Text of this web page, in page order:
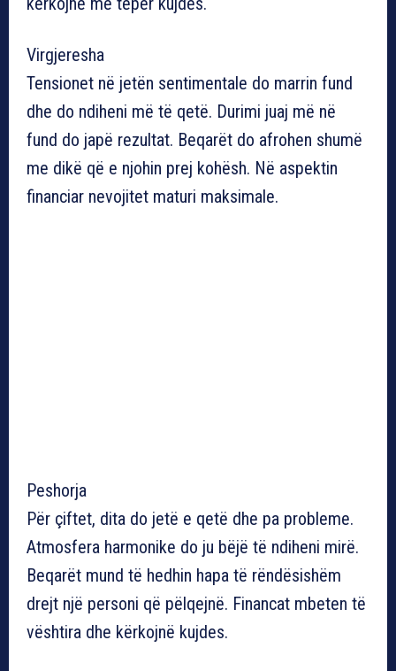
Virgjeresha
Tensionet në jetën sentimentale do marrin fund
dhe do ndiheni më të qetë. Durimi juaj më në
fund do japë rezultat. Beqarët do afrohen shumë
me dikë që e njohin prej kohësh. Në aspektin
financiar nevojitet maturi maksimale.
Peshorja
Për çiftet, dita do jetë e qetë dhe pa probleme.
Atmosfera harmonike do ju bëjë të ndiheni mirë.
Beqarët mund të hedhin hapa të rëndësishëm
drejt një personi që pëlqejnë. Financat mbeten të
vështira dhe kërkojnë kujdes.